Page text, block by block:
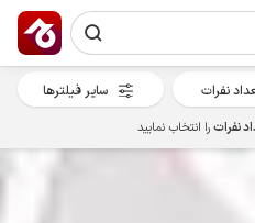
نفرات سایر فیلترها
نفراترا انتخاب نمایید